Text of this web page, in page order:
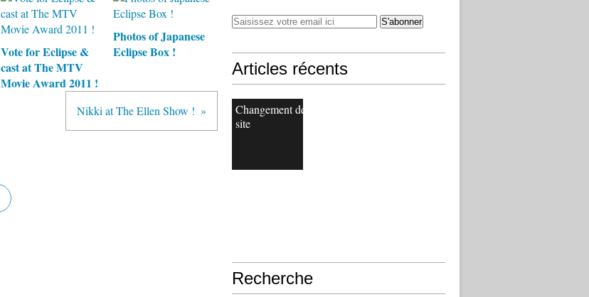
Vote for Eclipse &
cast at The MTV
Movie Award 2011 !
Photos of Japanese
Eclipse Box !
Nikki at The Ellen Show !
Articles récents
Changement de
site
Recherche